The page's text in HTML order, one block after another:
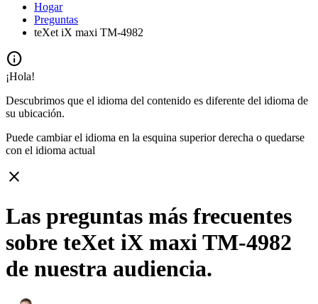
Hogar
Preguntas
teXet iX maxi TM-4982
info
¡Hola!
Descubrimos que el idioma del contenido es diferente del idioma de
su ubicación.
Puede cambiar el idioma en la esquina superior derecha o quedarse
con el idioma actual
close
Las preguntas más frecuentes
sobre teXet iX maxi TM-4982
de nuestra audiencia.